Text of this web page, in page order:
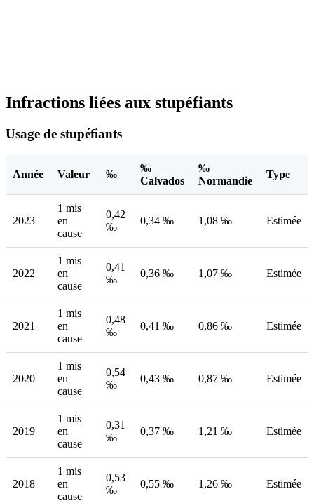
Infractions liées aux stupéfiants
Usage de stupéfiants
Année Valeur ‰
‰
Calvados
‰
Normandie
Type
2023
1 mis
en
cause
0,42
‰
0,34 ‰ 1,08 ‰ Estimée
2022
1 mis
en
cause
0,41
‰
0,36 ‰ 1,07 ‰ Estimée
2021
1 mis
en
cause
0,48
‰
0,41 ‰ 0,86 ‰ Estimée
2020
1 mis
en
cause
0,54
‰
0,43 ‰ 0,87 ‰ Estimée
2019
1 mis
en
cause
0,31
‰
0,37 ‰ 1,21 ‰ Estimée
2018
1 mis
en
cause
0,53
‰
0,55 ‰ 1,26 ‰ Estimée